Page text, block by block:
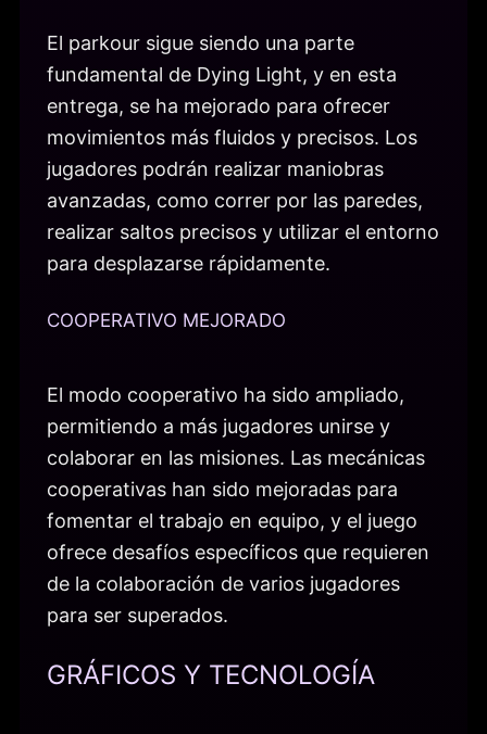
El parkour sigue siendo una parte
fundamental de Dying Light, y en esta
entrega, se ha mejorado para ofrecer
movimientos más fluidos y precisos. Los
jugadores podrán realizar maniobras
avanzadas, como correr por las paredes,
realizar saltos precisos y utilizar el entorno
para desplazarse rápidamente.
COOPERATIVO MEJORADO
El modo cooperativo ha sido ampliado,
permitiendo a más jugadores unirse y
colaborar en las misiones. Las mecánicas
cooperativas han sido mejoradas para
fomentar el trabajo en equipo, y el juego
ofrece desafíos específicos que requieren
de la colaboración de varios jugadores
para ser superados.
GRÁFICOS Y TECNOLOGÍA